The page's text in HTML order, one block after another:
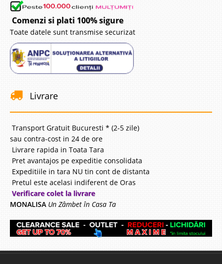
Comenzi si plati 100% sigure
Toate datele sunt transmise securizat
Livrare
Transport Gratuit Bucuresti * (2-5 zile)
sau contra-cost in 24 de ore
Livrare rapida in Toata Tara
Pret avantajos pe expeditie consolidata
Expeditiile in tara NU tin cont de distanta
Pretul este acelasi indiferent de Oras
Verificare colet la livrare
MONALISA Un Zâmbet în Casa Ta